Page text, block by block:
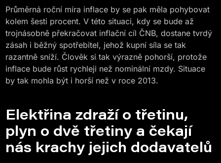
Průměrná roční míra inflace by se pak měla pohybovat
kolem šesti procent. V této situaci, kdy se bude až
trojnásobně překračovat inflační cíl ČNB, dostane tvrdý
zásah i běžný spotřebitel, jehož kupní síla se tak
razantně sníží. Člověk si tak výrazně pohorší, protože
inflace bude růst rychleji než nominální mzdy. Situace
by tak mohla být i horší než v roce 2013.
Elektřina zdraží o třetinu,
plyn o dvě třetiny a čekají
nás krachy jejich dodavatelů